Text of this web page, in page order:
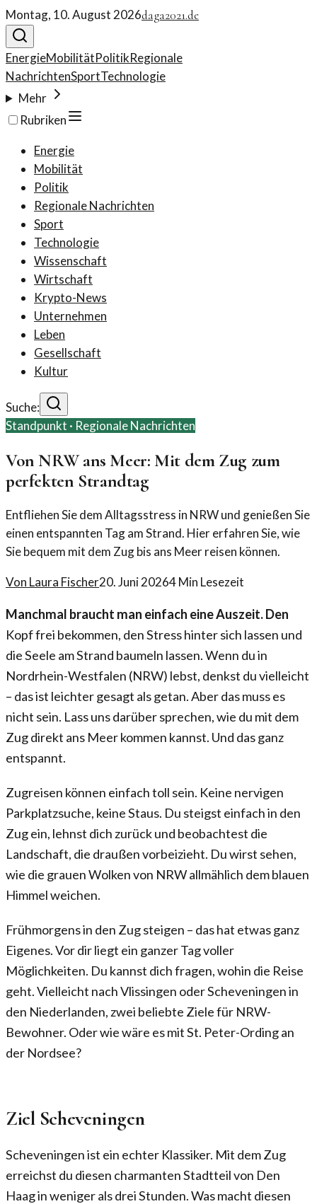
Montag, 10. August 2026daga2021.de
EnergieMobilitätPolitikRegionale
NachrichtenSportTechnologie
Mehr
Rubriken
Energie
Mobilität
Politik
Regionale Nachrichten
Sport
Technologie
Wissenschaft
Wirtschaft
Krypto-News
Unternehmen
Leben
Gesellschaft
Kultur
Suche:
Standpunkt · Regionale Nachrichten
Von NRW ans Meer: Mit dem Zug zum
perfekten Strandtag
Entfliehen Sie dem Alltagsstress in NRW und genießen Sie
einen entspannten Tag am Strand. Hier erfahren Sie, wie
Sie bequem mit dem Zug bis ans Meer reisen können.
Von Laura Fischer20. Juni 20264Min Lesezeit
Manchmal braucht man einfach eine Auszeit. Den
Kopf frei bekommen, den Stress hinter sich lassen und
die Seele am Strand baumeln lassen. Wenn du in
Nordrhein-Westfalen (NRW) lebst, denkst du vielleicht
– das ist leichter gesagt als getan. Aber das muss es
nicht sein. Lass uns darüber sprechen, wie du mit dem
Zug direkt ans Meer kommen kannst. Und das ganz
entspannt.
Zugreisen können einfach toll sein. Keine nervigen
Parkplatzsuche, keine Staus. Du steigst einfach in den
Zug ein, lehnst dich zurück und beobachtest die
Landschaft, die draußen vorbeizieht. Du wirst sehen,
wie die grauen Wolken von NRW allmählich dem blauen
Himmel weichen.
Frühmorgens in den Zug steigen – das hat etwas ganz
Eigenes. Vor dir liegt ein ganzer Tag voller
Möglichkeiten. Du kannst dich fragen, wohin die Reise
geht. Vielleicht nach Vlissingen oder Scheveningen in
den Niederlanden, zwei beliebte Ziele für NRW-
Bewohner. Oder wie wäre es mit St. Peter-Ording an
der Nordsee?
Ziel Scheveningen
Scheveningen ist ein echter Klassiker. Mit dem Zug
erreichst du diesen charmanten Stadtteil von Den
Haag in weniger als drei Stunden. Was macht diesen